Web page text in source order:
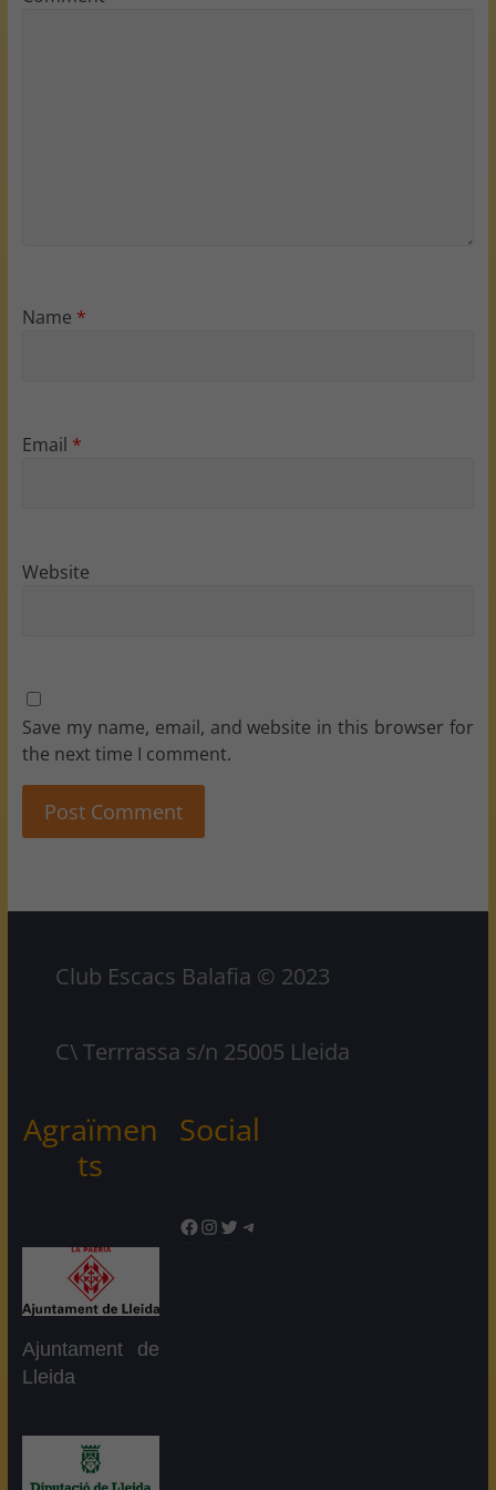
Name *
Email *
Website
Save my name, email, and website in this browser for
the next time I comment.
Club Escacs Balafia © 2023
C\ Terrrassa s/n 25005 Lleida
Agraïmen
ts
Ajuntament de
Lleida
Social
Facebook
Instagram
TwitterTelegram